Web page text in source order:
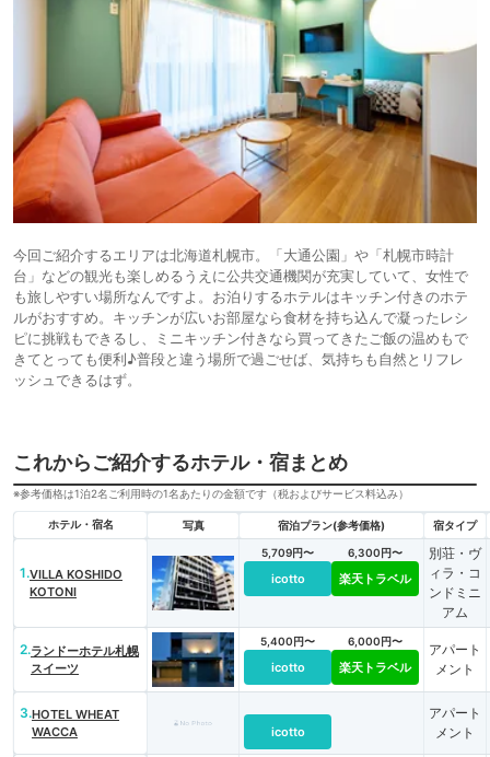
今回ご紹介するエリアは北海道札幌市。「大通公園」や「札幌市時計
台」などの観光も楽しめるうえに公共交通機関が充実していて、女性で
も旅しやすい場所なんですよ。お泊りするホテルはキッチン付きのホテ
ルがおすすめ。キッチンが広いお部屋なら食材を持ち込んで凝ったレシ
ピに挑戦もできるし、ミニキッチン付きなら買ってきたご飯の温めもで
きてとっても便利♪普段と違う場所で過ごせば、気持ちも自然とリフレ
ッシュできるはず。
これからご紹介するホテル・宿まとめ
※参考価格は1泊2名ご利用時の1名あたりの金額です（税およびサービス料込み）
ホテル・宿名 写真 宿泊プラン(参考価格) 宿タイプ
1.VILLA KOSHIDO
KOTONI
5,709円〜
icotto
6,300円〜
楽天トラベル
別荘・ヴ
ィラ・コ
ンドミニ
アム
2.ランドーホテル札幌
スイーツ
5,400円〜
icotto
6,000円〜
楽天トラベル
アパート
メント
3.HOTEL WHEAT
WACCA
icotto
アパート
メント